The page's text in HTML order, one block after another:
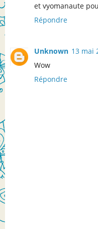
et vyomanaute
Répondre
Unknown 13 mai
Wow
Répondre